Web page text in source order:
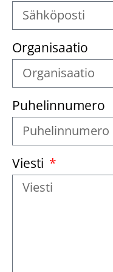
Organisaatio
Puhelinnumero
Viesti